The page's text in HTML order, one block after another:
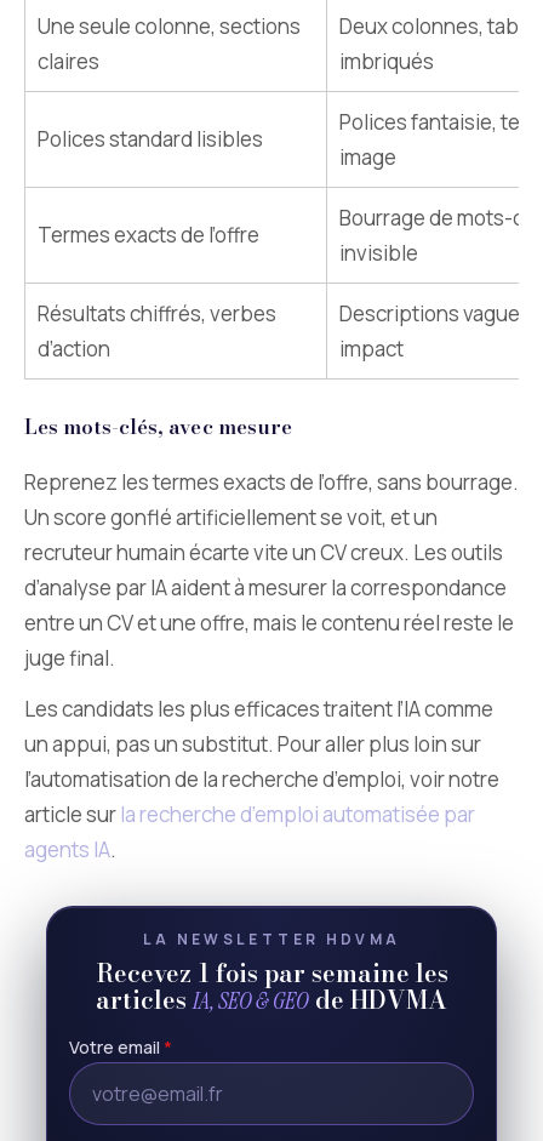
Une seule colonne, sections
claires
Deux colonnes,
imbriqués
Polices standard lisibles
Polices fantaisie,
image
Termes exacts de l’offre
Bourrage de mots-
invisible
Résultats chiffrés, verbes
d’action
Descriptions vagues
impact
Les mots-clés, avec mesure
Reprenez les termes exacts de l’offre, sans bourrage.
Un score gonflé artificiellement se voit, et un
recruteur humain écarte vite un CV creux. Les outils
d’analyse par IA aident à mesurer la correspondance
entre un CV et une offre, mais le contenu réel reste le
juge final.
Les candidats les plus efficaces traitent l’IA comme
un appui, pas un substitut. Pour aller plus loin sur
l’automatisation de la recherche d’emploi, voir notre
article sur la recherche d’emploi automatisée par
agents IA.
LA NEWSLETTER HDVMA
Recevez 1 fois par semaine les
articlesIA, SEO & GEO de HDVMA
Votre email *